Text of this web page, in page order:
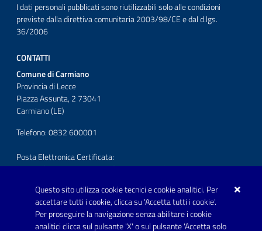
Questo sito utilizza cookie tecnici e cookie analitici. Per
accettare tutti i cookie, clicca su 'Accetta tutti i cookie'.
Per proseguire la navigazione senza abilitare i cookie
analitici clicca sul pulsante 'X' o sul pulsante 'Accetta solo
I dati personali pubblicati sono riutilizzabili solo alle condizioni
previste dalla direttiva comunitaria 2003/98/CE e dal d.lgs.
36/2006
CONTATTI
Comune di Carmiano
Provincia di Lecce
Piazza Assunta, 2 73041
Carmiano (LE)
Telefono: 0832 600001
Posta Elettronica Certificata:
protocollo.comunecarmiano@pec.rupar.puglia.it
URP - Ufficio Relazioni con il Pubblico
SEGUICI SU